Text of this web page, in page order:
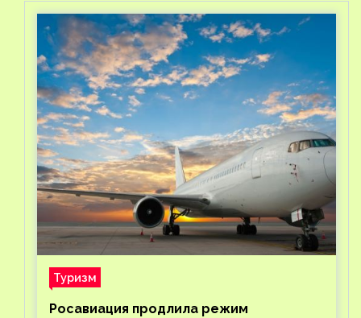
Туризм
Росавиация продлила режим